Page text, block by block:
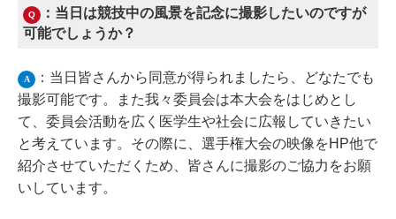
Q
：当日は競技中の風景を記念に撮影したいのですが
可能でしょうか？
A
：当日皆さんから同意が得られましたら、どなたでも
撮影可能です。また我々委員会は本大会をはじめとし
て、委員会活動を広く医学生や社会に広報していきたい
と考えています。その際に、選手権大会の映像をHP他で
紹介させていただくため、皆さんに撮影のご協力をお願
いしています。